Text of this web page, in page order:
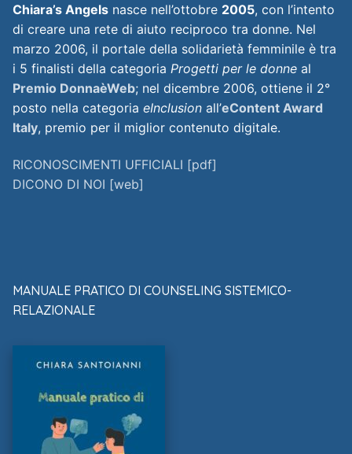
Chiara’s Angels nasce nell’ottobre 2005, con l’intento
di creare una rete di aiuto reciproco tra donne. Nel
marzo 2006, il portale della solidarietà femminile è tra
i 5 finalisti della categoria Progetti per le donne al
Premio DonnaèWeb; nel dicembre 2006, ottiene il 2°
posto nella categoria eInclusion all’eContent Award
Italy, premio per il miglior contenuto digitale.
RICONOSCIMENTI UFFICIALI [pdf]
DICONO DI NOI [web]
MANUALE PRATICO DI COUNSELING SISTEMICO-
RELAZIONALE